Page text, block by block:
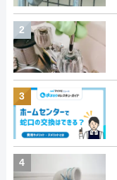
2
3
4